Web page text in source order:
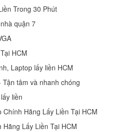
Trong 30 Phút
quận 7
HCM
Laptop lấy liền HCM
tâm và nhanh chóng
liền
Hãng Lấy Liền Tại HCM
Lấy Liền Tại HCM